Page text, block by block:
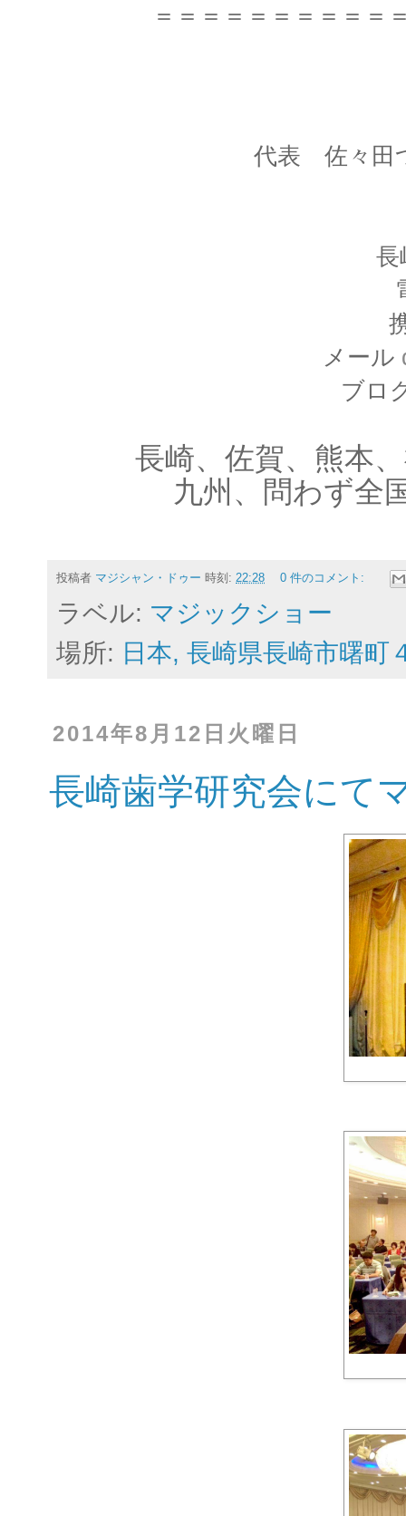
＝＝＝＝＝＝＝＝＝＝
代表 佐々田
長
メール
ブロ
長崎、佐賀、熊本
九州、問わず全
投稿者 マジシャン・ドゥー 時刻: 22:28 0 件のコメント:
ラベル: マジックショー
場所: 日本, 長崎県長崎市曙町
2014年8月12日火曜日
長崎歯学研究会にて